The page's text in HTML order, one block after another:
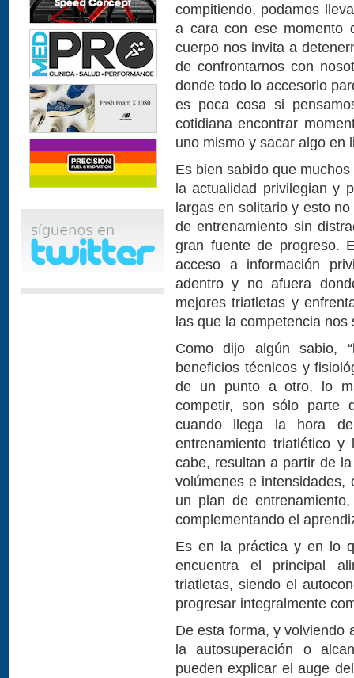
compitiendo, podamos
a cara con ese momento
cuerpo nos invita a
de confrontarnos con
donde todo lo accesorio
es poca cosa si
cotidiana encontrar
uno mismo y sacar algo en
Es bien sabido que
la actualidad privilegian y
largas en solitario y esto
de entrenamiento sin
gran fuente de progreso.
acceso a información
adentro y no afuera
mejores triatletas y
las que la competencia nos
Como dijo algún sabio,
beneficios técnicos y
de un punto a otro, lo
competir, son sólo parte
cuando llega la hora
entrenamiento triatlético
cabe, resultan a partir de
volúmenes e
un plan de
complementando el
Es en la práctica y en lo
encuentra el principal
triatletas, siendo el
progresar integralmente
De esta forma, y volviendo
la autosuperación o
pueden explicar el auge